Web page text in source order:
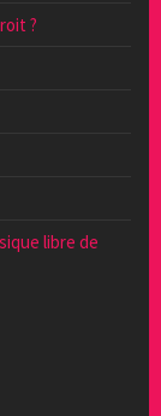
?
libre de